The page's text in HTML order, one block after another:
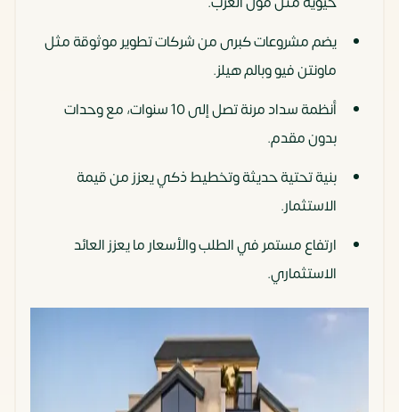
يضم مشروعات كبرى من شركات تطوير موثوقة مثل
ماونتن فيو وبالم هيلز.
أنظمة سداد مرنة تصل إلى 10 سنوات، مع وحدات
بدون مقدم.
بنية تحتية حديثة وتخطيط ذكي يعزز من قيمة
الاستثمار.
ارتفاع مستمر في الطلب والأسعار ما يعزز العائد
الاستثماري.